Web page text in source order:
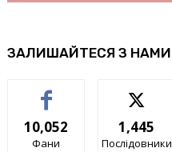
ЗАЛИШАЙТЕСЯ З НАМИ
10,052
Фани
1,445
Послідовники